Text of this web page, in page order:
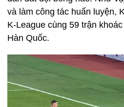
và làm công tác huấn luyện,
K-League cùng 59 trận
Hàn Quốc.